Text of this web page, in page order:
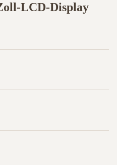
LCD-Display